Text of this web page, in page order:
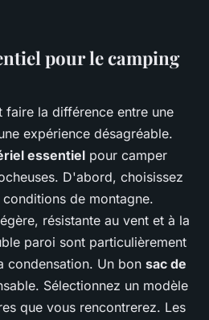
pour le camping
faire la différence entre une
expérience désagréable.
essentiel pour camper
D'abord, choisissez
de montagne.
résistante au vent et à la
paroi sont particulièrement
condensation. Un bon sac de
Sélectionnez un modèle
que vous rencontrerez. Les